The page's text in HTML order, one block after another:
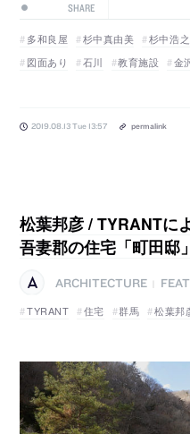
SHARE
多和良屋 杉中真由美 杉中浩之
図面あり
石川 教育施設 金
2019.08.13 Tue 13:57 permalink
松葉邦彦 / TYRANTに
吾妻郡の住宅「町田邸」
ARCHITECTURE
TYRANT
住宅 群馬 松葉邦